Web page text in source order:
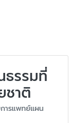
รรมที่
ชาติ
ารแพทย์แผน